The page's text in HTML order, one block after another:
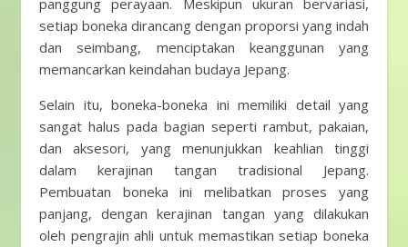
panggung perayaan. Meskipun ukuran bervariasi,
setiap boneka dirancang dengan proporsi yang indah
dan seimbang, menciptakan keanggunan yang
memancarkan keindahan budaya Jepang.
Selain itu, boneka-boneka ini memiliki detail yang
sangat halus pada bagian seperti rambut, pakaian,
dan aksesori, yang menunjukkan keahlian tinggi
dalam kerajinan tangan tradisional Jepang.
Pembuatan boneka ini melibatkan proses yang
panjang, dengan kerajinan tangan yang dilakukan
oleh pengrajin ahli untuk memastikan setiap boneka